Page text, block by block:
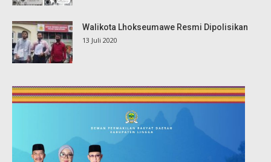
Walikota Lhokseumawe Resmi Dipolisikan
13 Juli 2020